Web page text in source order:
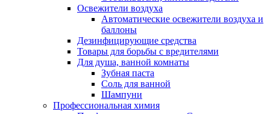
Освежители воздуха
Автоматические освежители воздуха и
баллоны
Дезинфицирующие средства
Товары для борьбы с вредителями
Для душа, ванной комнаты
Зубная паста
Соль для ванной
Шампуни
Профессиональная химия